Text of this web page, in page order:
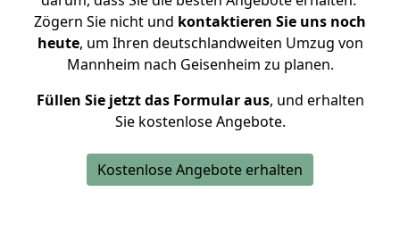
Zögern Sie nicht und kontaktieren Sie uns noch
heute, um Ihren deutschlandweiten Umzug von
Mannheim nach Geisenheim zu planen.
Füllen Sie jetzt das Formular aus, und erhalten
Sie kostenlose Angebote.
Kostenlose Angebote erhalten